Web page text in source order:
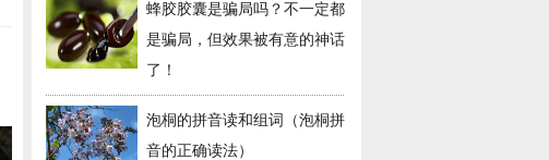
蜂胶胶囊是骗局吗？不一定都
是骗局，但效果被有意的神话
了！
泡桐的拼音读和组词（泡桐拼
音的正确读法）